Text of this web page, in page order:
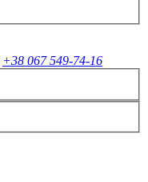
+38 067 549-74-16